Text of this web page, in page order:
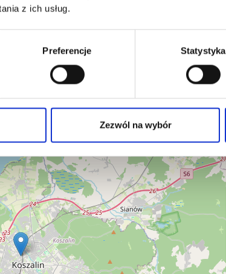
z ich usług.
Preferencje Statystyka
Zezwól na wybór
Date of first reg.:
Localization:
75-221 Koszalin,
Morska 10